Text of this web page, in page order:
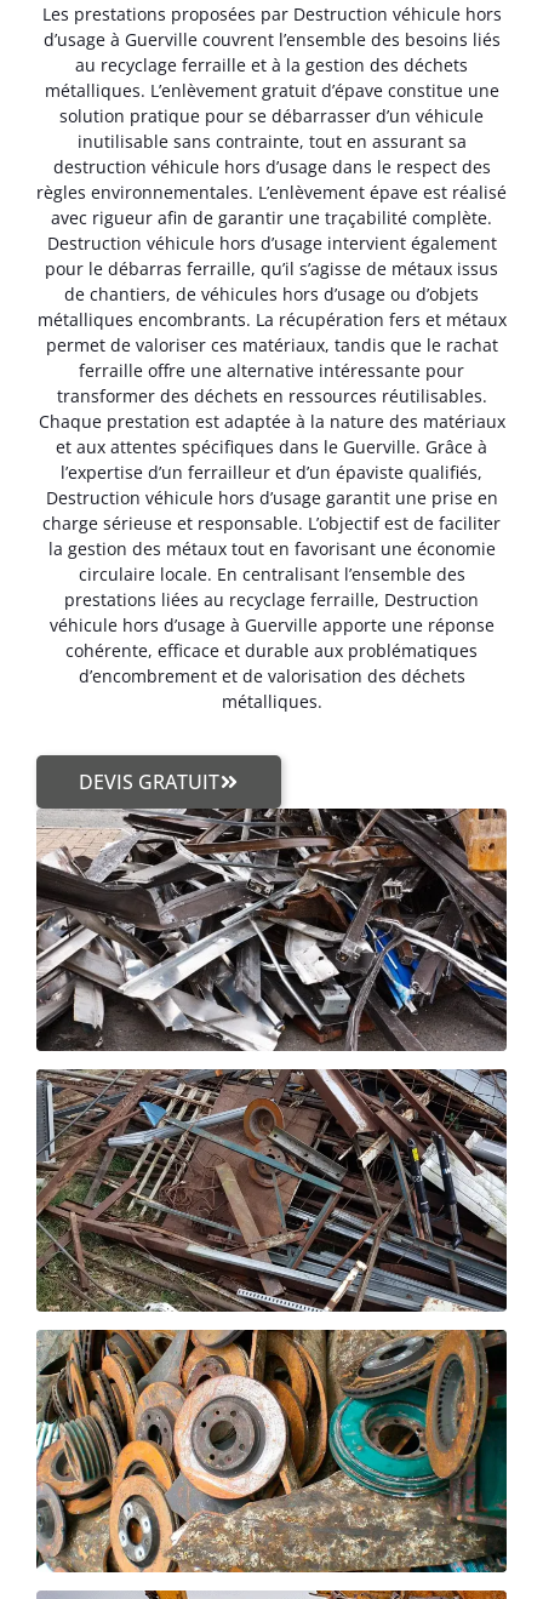
Les prestations proposées par Destruction véhicule hors
d’usage à Guerville couvrent l’ensemble des besoins liés
au recyclage ferraille et à la gestion des déchets
métalliques. L’enlèvement gratuit d’épave constitue une
solution pratique pour se débarrasser d’un véhicule
inutilisable sans contrainte, tout en assurant sa
destruction véhicule hors d’usage dans le respect des
règles environnementales. L’enlèvement épave est réalisé
avec rigueur afin de garantir une traçabilité complète.
Destruction véhicule hors d’usage intervient également
pour le débarras ferraille, qu’il s’agisse de métaux issus
de chantiers, de véhicules hors d’usage ou d’objets
métalliques encombrants. La récupération fers et métaux
permet de valoriser ces matériaux, tandis que le rachat
ferraille offre une alternative intéressante pour
transformer des déchets en ressources réutilisables.
Chaque prestation est adaptée à la nature des matériaux
et aux attentes spécifiques dans le Guerville. Grâce à
l’expertise d’un ferrailleur et d’un épaviste qualifiés,
Destruction véhicule hors d’usage garantit une prise en
charge sérieuse et responsable. L’objectif est de faciliter
la gestion des métaux tout en favorisant une économie
circulaire locale. En centralisant l’ensemble des
prestations liées au recyclage ferraille, Destruction
véhicule hors d’usage à Guerville apporte une réponse
cohérente, efficace et durable aux problématiques
d’encombrement et de valorisation des déchets
métalliques.
DEVIS GRATUIT